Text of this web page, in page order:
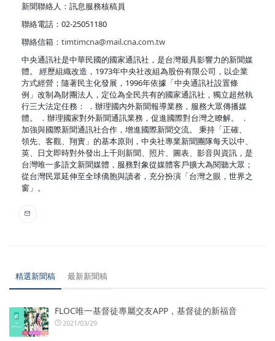
新聞聯絡人：訊息服務核稿員
聯絡電話：02-25051180
聯絡信箱： timtimcna@mail.cna.com.tw
中央通訊社是中華民國的國家通訊社，是台灣最具影響力的新聞媒
體。 經歷組織改造，1973年中央社改組為股份有限公司，以企業
方式經營；隨著民主化發展，1996年依據「中央通訊社設置條
例」改制為財團法人，定位為全民共有的國家通訊社，獨立超然執
行三大法定任務： ．辦理國內外新聞報導業務，服務大眾傳播媒
體。 ．辦理國家對外新聞通訊業務，促進國際對台灣之瞭解。 ．
加強與國際新聞通訊社合作，增進國際新聞交流。 秉持「正確、
領先、客觀、翔實」的基本原則，中央社專業新聞團隊每天以中、
英、日文即時對外發出上千則新聞、照片、圖表、影音與資訊，是
台灣唯一多語文新聞媒體，服務對象從媒體客戶擴大為閱聽大眾；
從台灣民眾延伸至全球僑胞與讀者，充分扮演「台灣之眼，世界之
窗」。
精選新聞稿 最新新聞稿
FLOC唯一基督徒專屬交友APP，基督徒的新福音
2021/03/29